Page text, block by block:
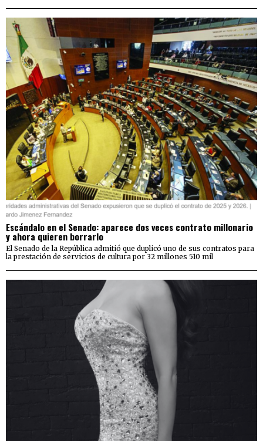
Escándalo en el Senado: aparece dos veces contrato millonario
y ahora quieren borrarlo
El Senado de la República admitió que duplicó uno de sus contratos para
la prestación de servicios de cultura por 32 millones 510 mil